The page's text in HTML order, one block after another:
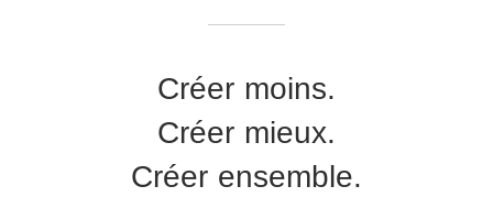
Créer moins.
Créer mieux.
Créer ensemble.